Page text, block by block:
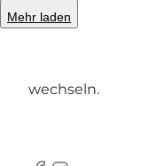
Mehr laden
Quiz statt, bei
wechseln.